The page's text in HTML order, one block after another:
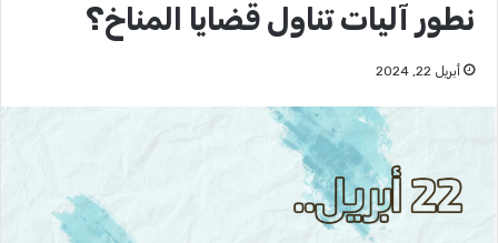
نطور آليات تناول قضايا المناخ؟
أبريل 22, 2024